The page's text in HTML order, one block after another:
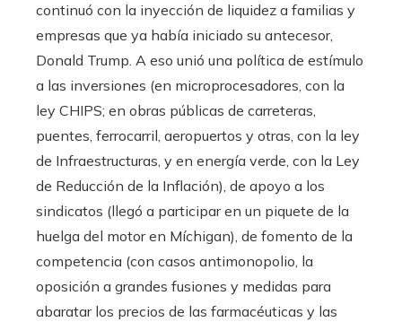
continuó con la inyección de liquidez a familias y
empresas que ya había iniciado su antecesor,
Donald Trump. A eso unió una política de estímulo
a las inversiones (en microprocesadores, con la
ley CHIPS; en obras públicas de carreteras,
puentes, ferrocarril, aeropuertos y otras, con la ley
de Infraestructuras, y en energía verde, con la Ley
de Reducción de la Inflación), de apoyo a los
sindicatos (llegó a participar en un piquete de la
huelga del motor en Míchigan), de fomento de la
competencia (con casos antimonopolio, la
oposición a grandes fusiones y medidas para
abaratar los precios de las farmacéuticas y las